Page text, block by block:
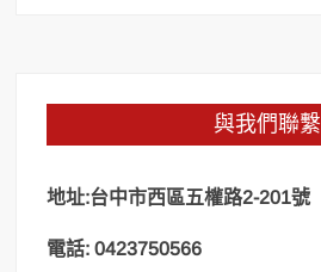
與我們聯繫
地址:台中市西區五權路2-201號
電話: 0423750566